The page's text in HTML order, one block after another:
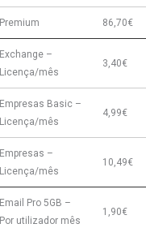
Premium 86,70€
Exchange –
Licença/mês
3,40€
Empresas Basic –
Licença/mês
4,99€
Empresas –
Licença/mês
10,49€
Email Pro 5GB –
Por utilizador mês
1,90€